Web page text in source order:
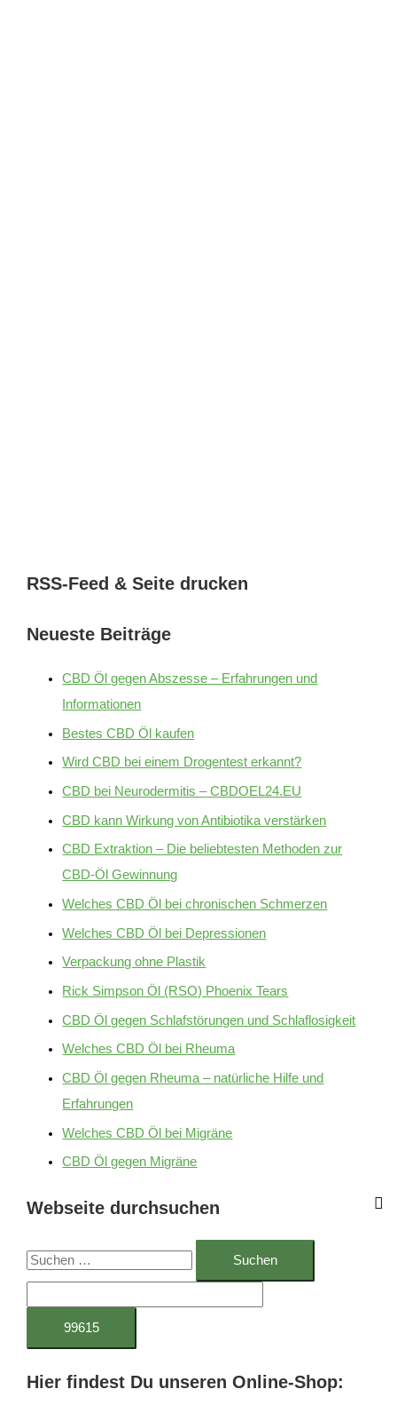
RSS-Feed & Seite drucken
Neueste Beiträge
CBD Öl gegen Abszesse – Erfahrungen und
Informationen
Bestes CBD Öl kaufen
Wird CBD bei einem Drogentest erkannt?
CBD bei Neurodermitis – CBDOEL24.EU
CBD kann Wirkung von Antibiotika verstärken
CBD Extraktion – Die beliebtesten Methoden zur
CBD-Öl Gewinnung
Welches CBD Öl bei chronischen Schmerzen
Welches CBD Öl bei Depressionen
Verpackung ohne Plastik
Rick Simpson Öl (RSO) Phoenix Tears
CBD Öl gegen Schlafstörungen und Schlaflosigkeit
Welches CBD Öl bei Rheuma
CBD Öl gegen Rheuma – natürliche Hilfe und
Erfahrungen
Welches CBD Öl bei Migräne
CBD Öl gegen Migräne
Webseite durchsuchen
S
c
n
Hier findest Du unseren Online-Shop: